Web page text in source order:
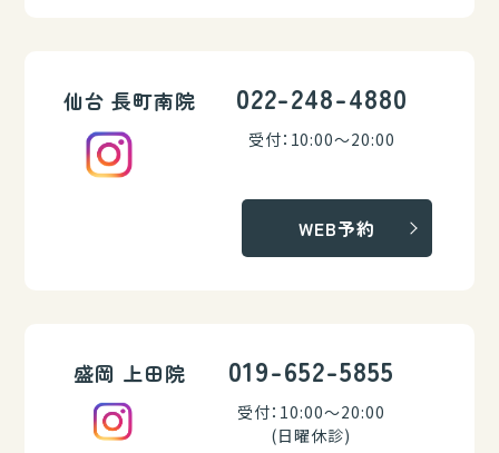
仙台 長町南院 022-248-4880
受付：10:00～20:00
WEB予約
盛岡 上田院 019-652-5855
受付：10:00～20:00
(日曜休診)